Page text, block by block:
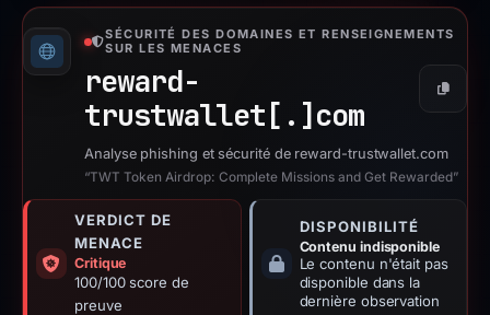
SÉCURITÉ DES DOMAINES ET RENSEIGNEMENTS
SUR LES MENACES
reward-
trustwallet[.] com
Copier
Analyse phishing et sécurité de reward-trustwallet.com
“TWT Token Airdrop: Complete Missions and Get Rewarded”
VERDICT DE
MENACE
Critique
100/100 score de
preuve
DISPONIBILITÉ
Contenu indisponible
Le contenu n'était pas
disponible dans la
dernière observation